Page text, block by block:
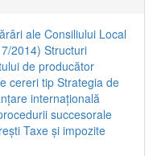
ale Consiliului Local
2014) Structuri
de producător
cereri tipStrategia de
internaţională
succesorale
Taxe şi impozite